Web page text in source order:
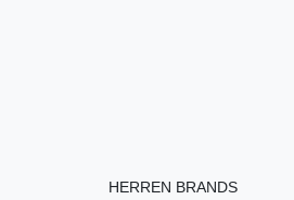
HERREN BRANDS